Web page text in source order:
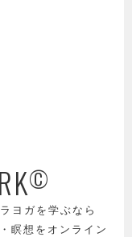
©
ヨガを学ぶなら
瞑想をオンライン